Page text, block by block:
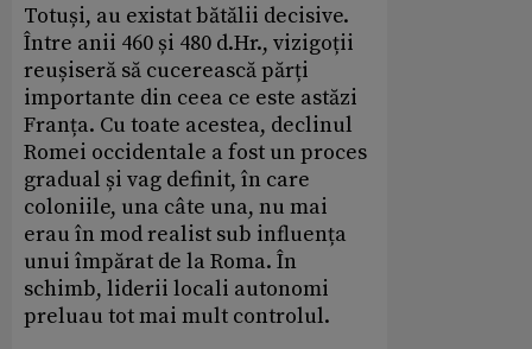
Totuși, au existat bătălii decisive.
Între anii 460 și 480 d.Hr., vizigoții
reușiseră să cucerească părți
importante din ceea ce este astăzi
Franța. Cu toate acestea, declinul
Romei occidentale a fost un proces
gradual și vag definit, în care
coloniile, una câte una, nu mai
erau în mod realist sub influența
unui împărat de la Roma. În
schimb, liderii locali autonomi
preluau tot mai mult controlul.